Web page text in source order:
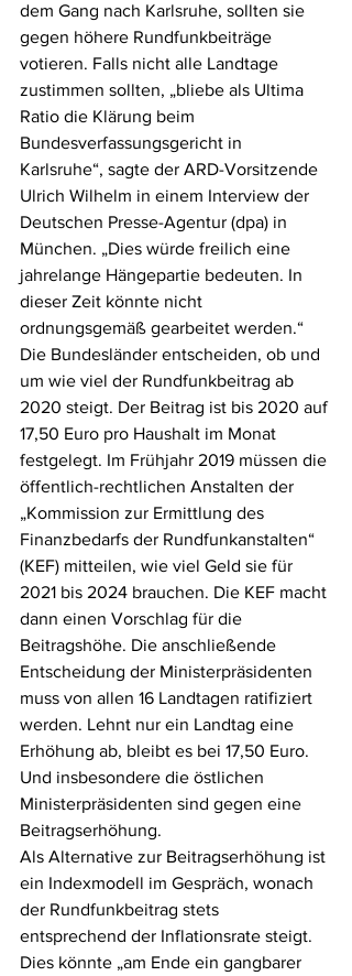
dem Gang nach Karlsruhe, sollten sie
gegen höhere Rundfunkbeiträge
votieren. Falls nicht alle Landtage
zustimmen sollten, „bliebe als Ultima
Ratio die Klärung beim
Bundesverfassungsgericht in
Karlsruhe“, sagte der ARD-Vorsitzende
Ulrich Wilhelm in einem Interview der
Deutschen Presse-Agentur (dpa) in
München. „Dies würde freilich eine
jahrelange Hängepartie bedeuten. In
dieser Zeit könnte nicht
ordnungsgemäß gearbeitet werden.“
Die Bundesländer entscheiden, ob und
um wie viel der Rundfunkbeitrag ab
2020 steigt. Der Beitrag ist bis 2020 auf
17,50 Euro pro Haushalt im Monat
festgelegt. Im Frühjahr 2019 müssen die
öffentlich-rechtlichen Anstalten der
„Kommission zur Ermittlung des
Finanzbedarfs der Rundfunkanstalten“
(KEF) mitteilen, wie viel Geld sie für
2021 bis 2024 brauchen. Die KEF macht
dann einen Vorschlag für die
Beitragshöhe. Die anschließende
Entscheidung der Ministerpräsidenten
muss von allen 16 Landtagen ratifiziert
werden. Lehnt nur ein Landtag eine
Erhöhung ab, bleibt es bei 17,50 Euro.
Und insbesondere die östlichen
Ministerpräsidenten sind gegen eine
Beitragserhöhung.
Als Alternative zur Beitragserhöhung ist
ein Indexmodell im Gespräch, wonach
der Rundfunkbeitrag stets
entsprechend der Inflationsrate steigt.
Dies könnte „am Ende ein gangbarer